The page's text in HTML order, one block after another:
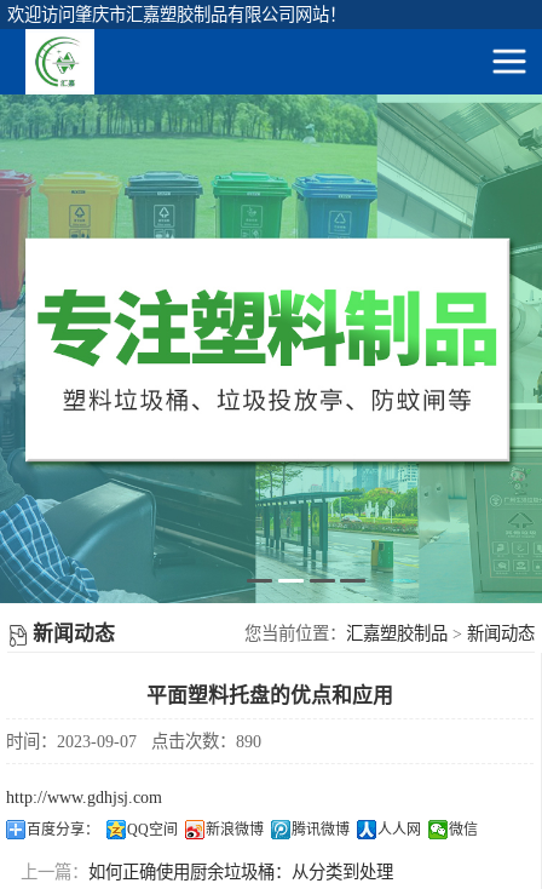
欢迎访问肇庆市汇嘉塑胶制品有限公司网站！
首
产
展
示
新
闻
新闻动态 您当前位置： 汇嘉塑胶制品 > 新闻动态
平面塑料托盘的优点和应用
时间：2023-09-07 点击次数：890
http://www.gdhjsj.com
百度分享： QQ空间 新浪微博 腾讯微博 人人网 微信
上一篇： 如何正确使用厨余垃圾桶：从分类到处理
圆形垃圾桶
方形垃圾桶
脚踏垃圾桶
弹盖垃圾桶
茶水隔渣桶
塑胶地台板
塑料周转箩
120升圆形桶
65升圆形桶
45升圆形桶